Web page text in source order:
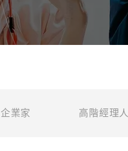
企業家 高階經理人